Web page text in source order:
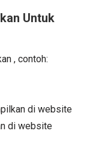
Untuk
, contoh:
di website
di website